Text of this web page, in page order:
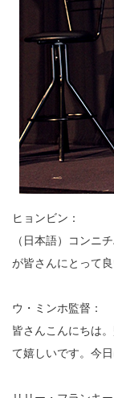
ヒョンビン：
（日本語）コンニ
が皆さんにとって
ウ・ミンホ監督：
皆さんこんにちは
て嬉しいです。今